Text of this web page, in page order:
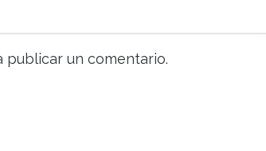
publicar un comentario.